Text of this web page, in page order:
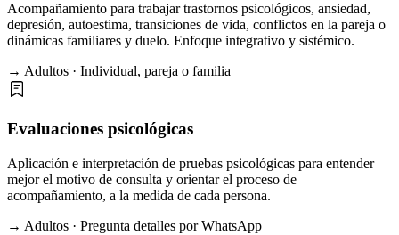
Acompañamiento para trabajar trastornos psicológicos, ansiedad,
depresión, autoestima, transiciones de vida, conflictos en la pareja o
dinámicas familiares y duelo. Enfoque integrativo y sistémico.
→ Adultos · Individual, pareja o familia
Evaluaciones psicológicas
Aplicación e interpretación de pruebas psicológicas para entender
mejor el motivo de consulta y orientar el proceso de
acompañamiento, a la medida de cada persona.
→ Adultos · Pregunta detalles por WhatsApp